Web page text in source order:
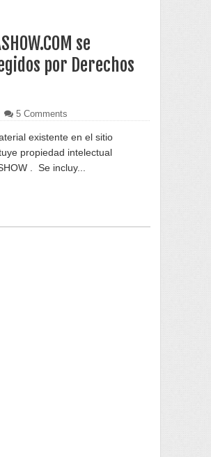
se
por Derechos
5 Comments
existente en el sitio
propiedad intelectual
. Se incluy...